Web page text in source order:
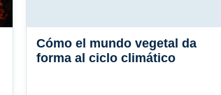
Cómo el mundo vegetal da
forma al ciclo climático